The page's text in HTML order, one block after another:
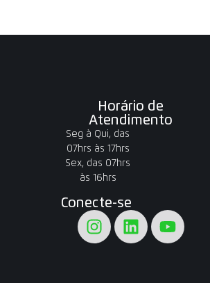
Conecte-se
Seg à Qui, das
07hrs às 17hrs
Sex, das 07hrs
às 16hrs
Horário de
Atendimento